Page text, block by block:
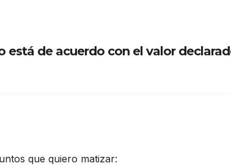
urba
no
está de acuerdo con el valor
que quiero matizar: